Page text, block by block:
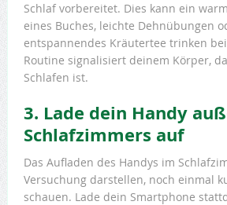
Schlaf vorbereitet. Dies kann ein
eines Buches, leichte Dehnübungen
entspannendes Kräutertee trinken
Routine signalisiert deinem Körper,
Schlafen ist.
3. Lade dein Handy
Schlafzimmers auf
Das Aufladen des Handys im
Versuchung darstellen, noch einmal
schauen. Lade dein Smartphone